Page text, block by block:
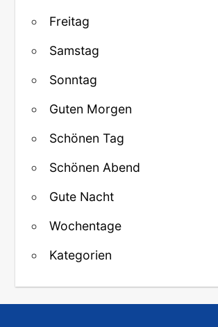
Freitag
Samstag
Sonntag
Guten Morgen
Schönen Tag
Schönen Abend
Gute Nacht
Wochentage
Kategorien
↑ Zurück zum Anfang